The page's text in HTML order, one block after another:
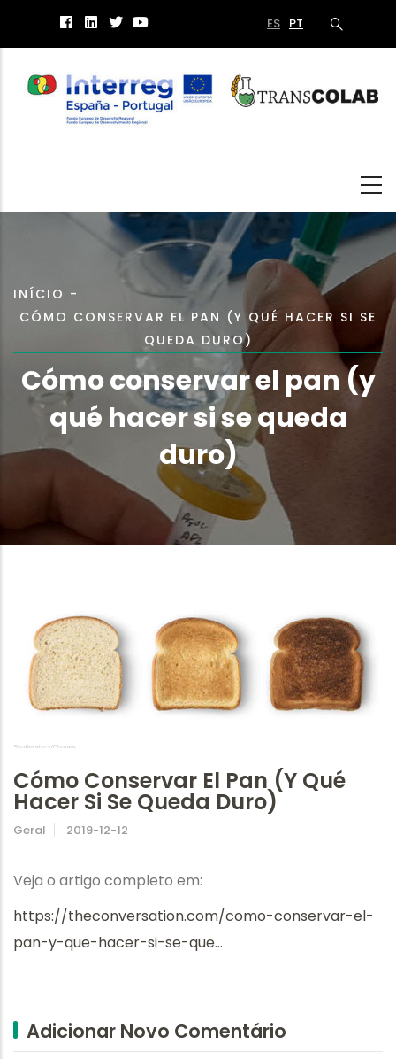
conteúdo
PT
ES
Navegação
estrutural
INÍCIO -
CÓMO CONSERVAR EL PAN (Y QUÉ HACER SI SE
QUEDA DURO)
Cómo conservar el pan (y
qué hacer si se queda
duro)
Cómo Conservar El Pan (y Qué
Hacer Si Se Queda Duro)
Geral 2019-12-12
Veja o artigo completo em:
https://theconversation.com/como-conservar-el-
pan-y-que-hacer-si-se-que…
Adicionar Novo Comentário